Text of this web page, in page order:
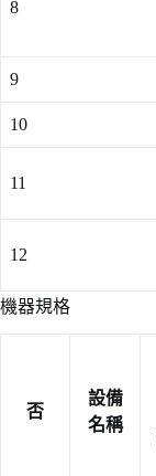
8
9
10
11
12
機器規格
否
設備
名稱